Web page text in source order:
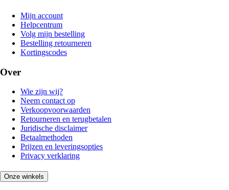
Mijn account
Helpcentrum
Volg mijn bestelling
Bestelling retourneren
Kortingscodes
Over
Wie zijn wij?
Neem contact op
Verkoopvoorwaarden
Retourneren en terugbetalen
Juridische disclaimer
Betaalmethoden
Prijzen en leveringsopties
Privacy verklaring
Onze winkels